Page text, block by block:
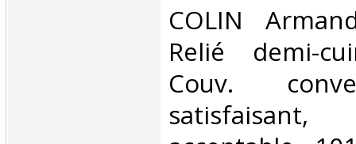
‎COLIN
Relié demi-
Couv.